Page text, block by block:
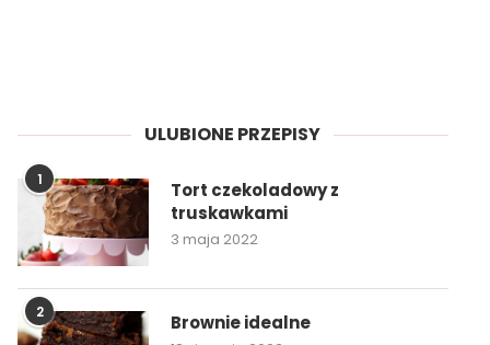
ULUBIONE PRZEPISY
1
Tort czekoladowy z
truskawkami
3 maja 2022
2 Brownie idealne